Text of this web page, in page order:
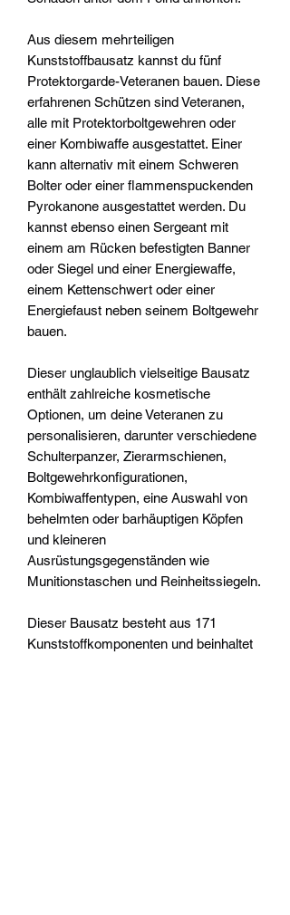
Aus diesem mehrteiligen
Kunststoffbausatz kannst du fünf
Protektorgarde-Veteranen bauen. Diese
erfahrenen Schützen sind Veteranen,
alle mit Protektorboltgewehren oder
einer Kombiwaffe ausgestattet. Einer
kann alternativ mit einem Schweren
Bolter oder einer flammenspuckenden
Pyrokanone ausgestattet werden. Du
kannst ebenso einen Sergeant mit
einem am Rücken befestigten Banner
oder Siegel und einer Energiewaffe,
einem Kettenschwert oder einer
Energiefaust neben seinem Boltgewehr
bauen.
Dieser unglaublich vielseitige Bausatz
enthält zahlreiche kosmetische
Optionen, um deine Veteranen zu
personalisieren, darunter verschiedene
Schulterpanzer, Zierarmschienen,
Boltgewehrkonfigurationen,
Kombiwaffentypen, eine Auswahl von
behelmten oder barhäuptigen Köpfen
und kleineren
Ausrüstungsgegenständen wie
Munitionstaschen und Reinheitssiegeln.
Dieser Bausatz besteht aus 171
Kunststoffkomponenten und beinhaltet